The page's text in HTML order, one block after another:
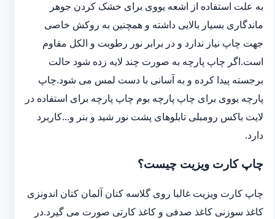
به علت استفاده از اشعه یووی برای خشک کردن جوهر
ماندگاری بسیار بالایی داشته و همچنین به روکش خاصی
جهت چاپ نیاز ندارد و در برابر نور رطوبت و الکل مقاوم
است.اگر چاپ پارچه به صورت چند لایه زده شود حالت
برجسته پیدا کرده و به آسانی با دست لمس می شود.چاپ
پارچه یووی برای چاپ پارچه بوم چاپ پارچه برای استفاده در
لایت باکس رومبلی تابلوهای پشت نور شید و بنر و...کاربرد
دارد.
چاپ کارت ویزیت چیست؟
چاپ کارت ویزیت غالبا روی گلاسه کتان آلمان کتان اندونزی
کاغذ سوزنی کاغذ صدفی و کاغذ کارتی صورت می گیرد.در